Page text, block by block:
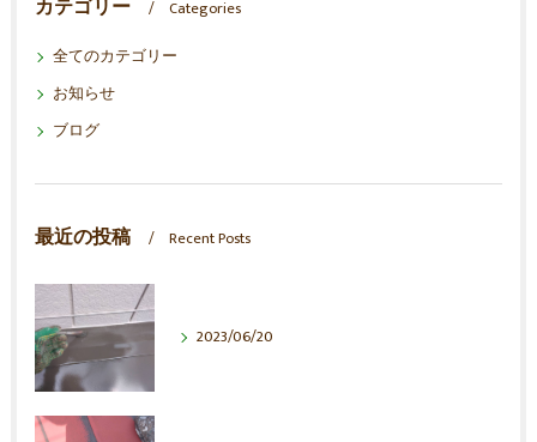
カテゴリー
Categories
全てのカテゴリー
お知らせ
ブログ
最近の投稿 Recent Posts
2023/06/20